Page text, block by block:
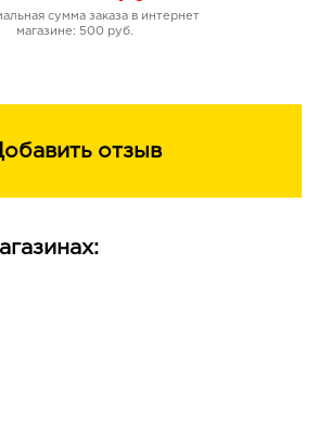
сумма заказа в интернет
магазине: 500 руб.
отзыв